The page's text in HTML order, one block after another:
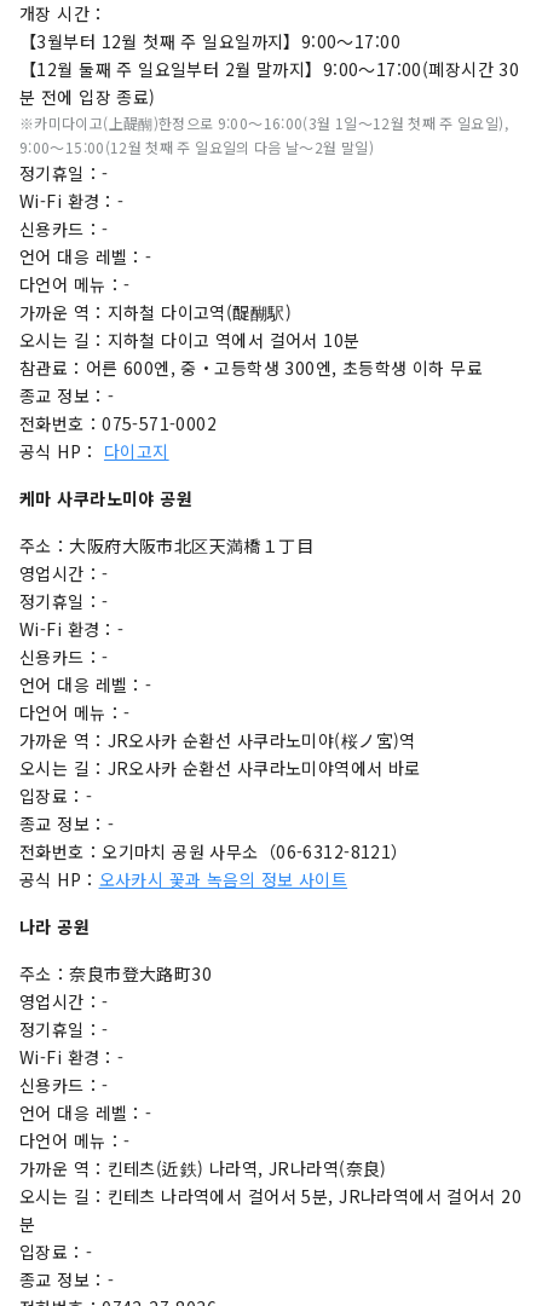
개장 시간：
【3월부터 12월 첫째 주 일요일까지】9:00～17:00
【12월 둘째 주 일요일부터 2월 말까지】9:00～17:00(폐장시간 30
분 전에 입장 종료)
※카미다이고(上醍醐)한정으로 9:00～16:00(3월 1일～12월 첫째 주 일요일),
9:00～15:00(12월 첫째 주 일요일의 다음 날～2월 말일)
정기휴일：-
Wi-Fi 환경：-
신용카드：-
언어 대응 레벨：-
다언어 메뉴：-
가까운 역：지하철 다이고역(醍醐駅)
오시는 길：지하철 다이고 역에서 걸어서 10분
참관료：어른 600엔, 중・고등학생 300엔, 초등학생 이하 무료
종교 정보：-
전화번호：075-571-0002
공식 HP： 다이고지
케마 사쿠라노미야 공원
주소：大阪府大阪市北区天満橋１丁目
영업시간：-
정기휴일：-
Wi-Fi 환경：-
신용카드：-
언어 대응 레벨：-
다언어 메뉴：-
가까운 역：JR오사카 순환선 사쿠라노미야(桜ノ宮)역
오시는 길：JR오사카 순환선 사쿠라노미야역에서 바로
입장료：-
종교 정보：-
전화번호：오기마치 공원 사무소（06-6312-8121）
공식 HP： 오사카시 꽃과 녹음의 정보 사이트
나라 공원
주소：奈良市登大路町30
영업시간：-
정기휴일：-
Wi-Fi 환경：-
신용카드：-
언어 대응 레벨：-
다언어 메뉴：-
가까운 역：킨테츠(近鉄) 나라역, JR나라역(奈良)
오시는 길：킨테츠 나라역에서 걸어서 5분, JR나라역에서 걸어서 20
분
입장료：-
종교 정보：-